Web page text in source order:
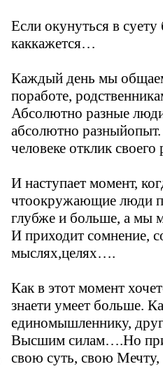
Если окунуться в
каккажется…
Каждый день мы
поработе,
Абсолютно разные
абсолютно
человеке отклик
И наступает момент,
чтоокружающие люди
глубже и больше, а мы
И приходит сомнение,
мыслях,целях….
Как в этот момент
знаети умеет больше.
единомышленнику,
Высшим силам….Но при
свою суть, свою Мечту,